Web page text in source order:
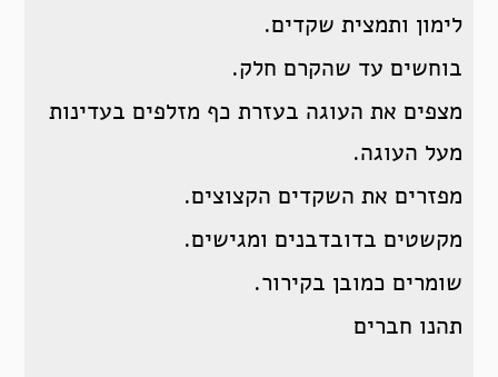
לימון ותמצית שקדים.
בוחשים עד שהקרם חלק.
מצפים את העוגה בעזרת כף מזלפים בעדינות
מעל העוגה.
מפזרים את השקדים הקצוצים.
מקשטים בדובדבנים ומגישים.
שומרים כמובן בקירור.
תהנו חברים